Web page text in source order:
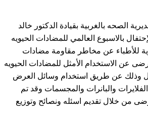
الصحه بالغربية بقيادة الدكتور خالد
بالاسبوع العالمي للمضادات الحيويه
للأطباء عن مخاطر مقاومة مضادات
عن الاستخدام الأمثل للمضادات الحيويه
وذلك عن طريق استخدام وسائل العرض
والبانرات والمجسمات وقد تم
من خلال تقديم اسئله ونصائح وتوزيع